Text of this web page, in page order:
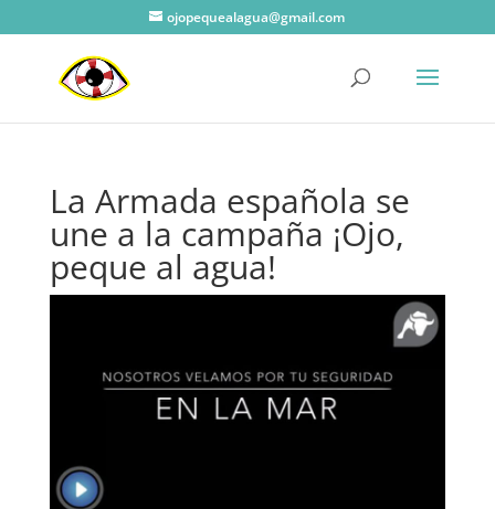
ojopequealagua@gmail.com
La Armada española se
une a la campaña ¡Ojo,
peque al agua!